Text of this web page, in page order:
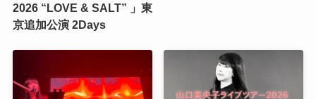
2026 “LOVE & SALT” 」東
京追加公演 2Days